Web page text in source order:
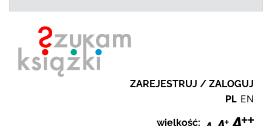
ZAREJESTRUJ / ZALOGUJ
PL EN
wielkość: